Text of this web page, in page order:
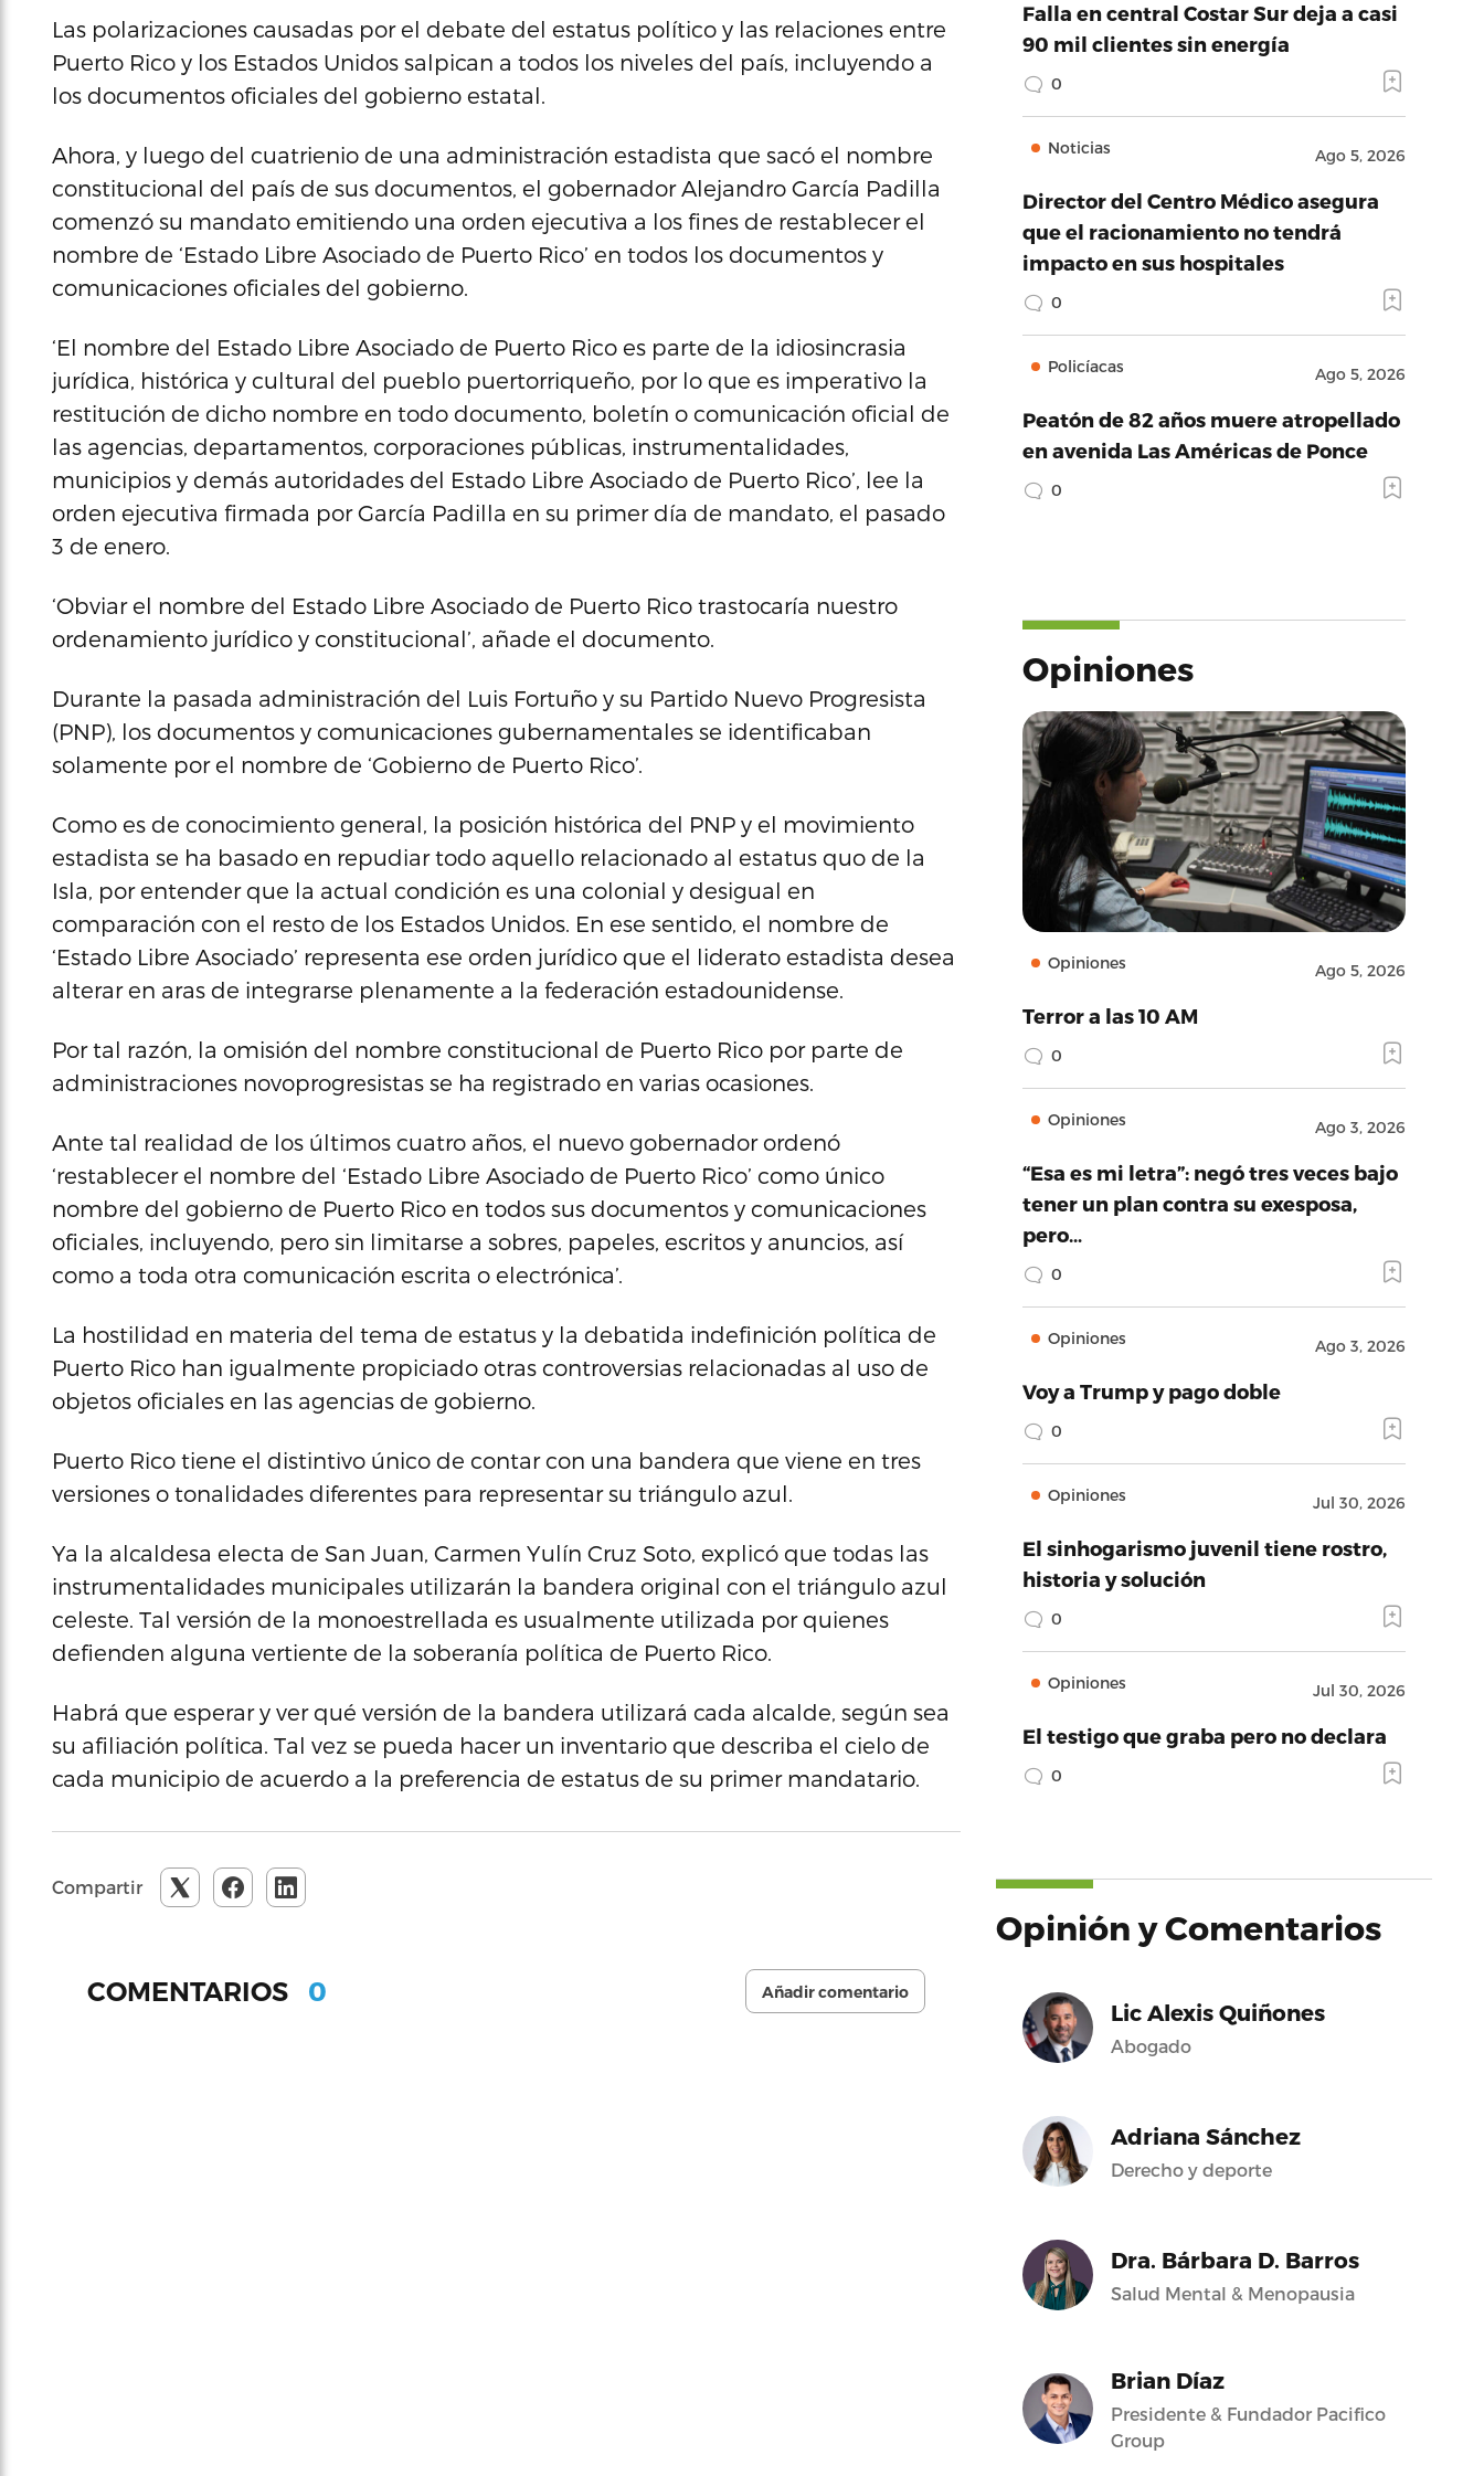
Las polarizaciones causadas por el debate del estatus político y las relaciones entre
Puerto Rico y los Estados Unidos salpican a todos los niveles del país, incluyendo a
los documentos oficiales del gobierno estatal.
Ahora, y luego del cuatrienio de una administración estadista que sacó el nombre
constitucional del país de sus documentos, el gobernador Alejandro García Padilla
comenzó su mandato emitiendo una orden ejecutiva a los fines de restablecer el
nombre de ‘Estado Libre Asociado de Puerto Rico’ en todos los documentos y
comunicaciones oficiales del gobierno.
‘El nombre del Estado Libre Asociado de Puerto Rico es parte de la idiosincrasia
jurídica, histórica y cultural del pueblo puertorriqueño, por lo que es imperativo la
restitución de dicho nombre en todo documento, boletín o comunicación oficial de
las agencias, departamentos, corporaciones públicas, instrumentalidades,
municipios y demás autoridades del Estado Libre Asociado de Puerto Rico’, lee la
orden ejecutiva firmada por García Padilla en su primer día de mandato, el pasado
3 de enero.
‘Obviar el nombre del Estado Libre Asociado de Puerto Rico trastocaría nuestro
ordenamiento jurídico y constitucional’, añade el documento.
Durante la pasada administración del Luis Fortuño y su Partido Nuevo Progresista
(PNP), los documentos y comunicaciones gubernamentales se identificaban
solamente por el nombre de ‘Gobierno de Puerto Rico’.
Como es de conocimiento general, la posición histórica del PNP y el movimiento
estadista se ha basado en repudiar todo aquello relacionado al estatus quo de la
Isla, por entender que la actual condición es una colonial y desigual en
comparación con el resto de los Estados Unidos. En ese sentido, el nombre de
‘Estado Libre Asociado’ representa ese orden jurídico que el liderato estadista desea
alterar en aras de integrarse plenamente a la federación estadounidense.
Por tal razón, la omisión del nombre constitucional de Puerto Rico por parte de
administraciones novoprogresistas se ha registrado en varias ocasiones.
Ante tal realidad de los últimos cuatro años, el nuevo gobernador ordenó
‘restablecer el nombre del ‘Estado Libre Asociado de Puerto Rico’ como único
nombre del gobierno de Puerto Rico en todos sus documentos y comunicaciones
oficiales, incluyendo, pero sin limitarse a sobres, papeles, escritos y anuncios, así
como a toda otra comunicación escrita o electrónica’.
La hostilidad en materia del tema de estatus y la debatida indefinición política de
Puerto Rico han igualmente propiciado otras controversias relacionadas al uso de
objetos oficiales en las agencias de gobierno.
Puerto Rico tiene el distintivo único de contar con una bandera que viene en tres
versiones o tonalidades diferentes para representar su triángulo azul.
Ya la alcaldesa electa de San Juan, Carmen Yulín Cruz Soto, explicó que todas las
instrumentalidades municipales utilizarán la bandera original con el triángulo azul
celeste. Tal versión de la monoestrellada es usualmente utilizada por quienes
defienden alguna vertiente de la soberanía política de Puerto Rico.
Habrá que esperar y ver qué versión de la bandera utilizará cada alcalde, según sea
su afiliación política. Tal vez se pueda hacer un inventario que describa el cielo de
cada municipio de acuerdo a la preferencia de estatus de su primer mandatario.
Compartir
COMENTARIOS 0 Añadir comentario
Falla en central Costar Sur deja a casi
90 mil clientes sin energía
0
Noticias Ago 5, 2026
Director del Centro Médico asegura
que el racionamiento no tendrá
impacto en sus hospitales
0
Policíacas Ago 5, 2026
Peatón de 82 años muere atropellado
en avenida Las Américas de Ponce
0
Opiniones
Opiniones Ago 5, 2026
Terror a las 10 AM
0
Opiniones Ago 3, 2026
“Esa es mi letra”: negó tres veces bajo
tener un plan contra su exesposa,
pero…
0
Opiniones Ago 3, 2026
Voy a Trump y pago doble
0
Opiniones Jul 30, 2026
El sinhogarismo juvenil tiene rostro,
historia y solución
0
Opiniones Jul 30, 2026
El testigo que graba pero no declara
0
Opinión y Comentarios
Lic Alexis Quiñones
Abogado
Adriana Sánchez
Derecho y deporte
Dra. Bárbara D. Barros
Salud Mental & Menopausia
Brian Díaz
Presidente & Fundador Pacifico
Group